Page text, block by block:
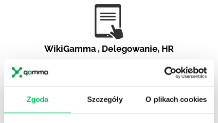
Zgoda Szczegóły O plikach cookies
WikiGamma , Delegowanie, HR
Autorskie raporty, wartościowy know-how, pigułki
wiedzy.